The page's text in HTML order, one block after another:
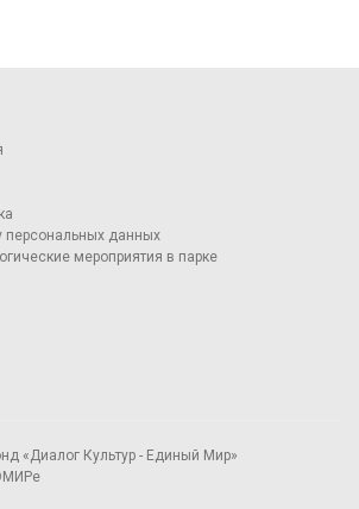
персональных данных
мероприятия в парке
«Диалог Культур - Единый Мир»